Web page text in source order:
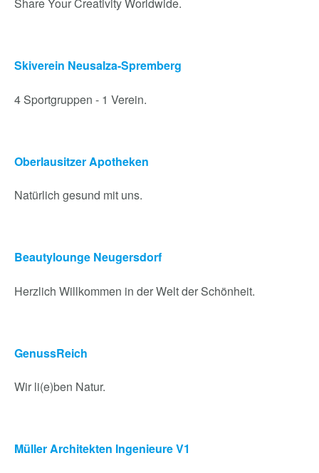
Skiverein Neusalza-Spremberg
4 Sportgruppen - 1 Verein.
Oberlausitzer Apotheken
Natürlich gesund mit uns.
Beautylounge Neugersdorf
Herzlich Willkommen in der Welt der Schönheit.
GenussReich
Wir li(e)ben Natur.
Müller Architekten Ingenieure V1